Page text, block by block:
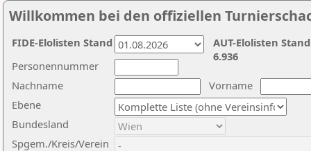
Willkommen bei den offiziellen
Nachname
Vorname
Ebene
Personennummer
Bundesland
Spgem./Kreis/Verein
AUT-Elolisten
6.936
FIDE-Elolisten Stand